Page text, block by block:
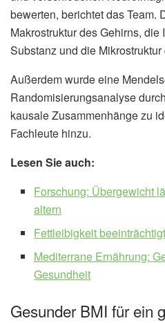
bewerten, berichtet das Team.
Makrostruktur des Gehirns, die
Substanz und die Mikrostruktur
Außerdem wurde eine
Randomisierungsanalyse
kausale Zusammenhänge zu
Fachleute hinzu.
Lesen Sie auch:
Forschung: Übergewicht
altern
Fettleibigkeit
Mediterrane Ernährung:
Gesundheit
Gesunder BMI für ein